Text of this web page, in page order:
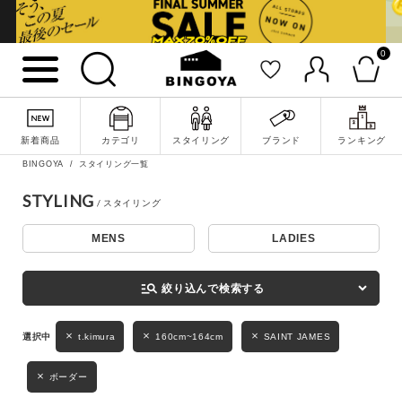
0
新着商品 カテゴリ スタイリング ブランド ランキング
詳細検索
キーワード
性別
MENS LADIES KIDS
BINGOYA スタイリング一覧
STYLING
MENS LADIES
manage_search 絞り込んで検索する
t.kimura 160cm~164cm SAINT JAMES
ボーダー